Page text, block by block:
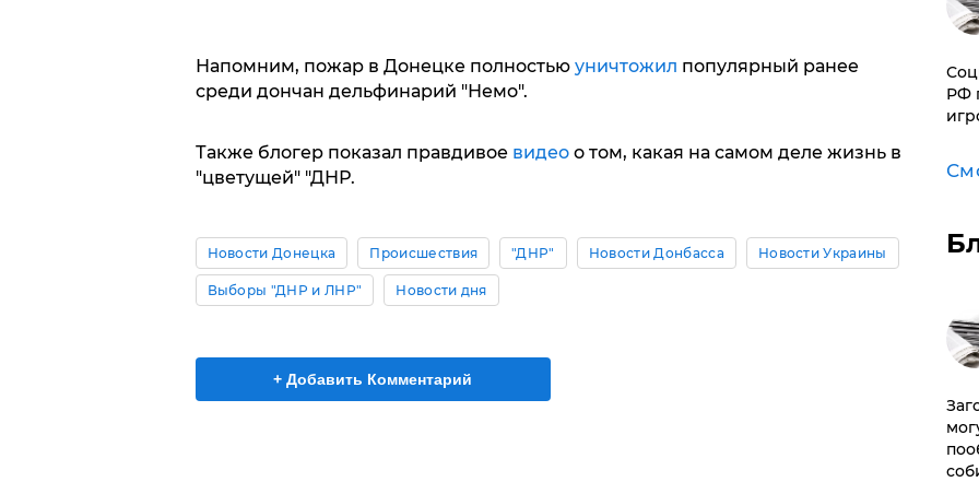
Напомним, пожар в Донецке полностьюуничтожил популярный ранее
среди дончан дельфинарий "Немо".
Также блогер показал правдивое видеоо том, какая на самом деле жизнь в
"цветущей" "ДНР.
Новости Донецка Происшествия "ДНР" Новости Донбасса Новости Украины
Выборы "ДНР и ЛНР" Новости дня
+ Добавить Комментарий
РФ